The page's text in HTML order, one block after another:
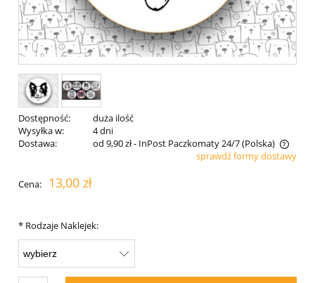
Dostępność:
duża ilość
Wysyłka w:
4 dni
Dostawa:
od 9,90 zł- InPost Paczkomaty 24/7(Polska)
Cena nie zawiera ewentualnych kosztów płatnościsprawdź formy dostawy
Cena: 13,00 zł
* Rodzaje Naklejek: